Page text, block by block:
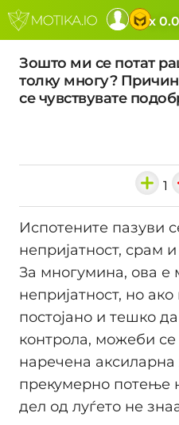
x
Зошто ми се потат
толку многу?
се чувствувате
1
Испотените пазуви
непријатност, срам
За многумина, ова е
непријатност, но
постојано и тешко
контрола, можеби се
наречена
прекумерно потење
дел од луѓето не